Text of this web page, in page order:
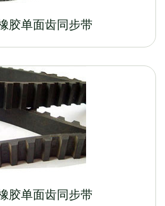
胶单面齿同步带
胶单面齿同步带